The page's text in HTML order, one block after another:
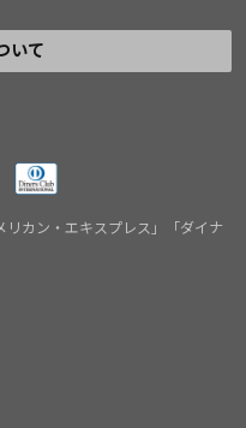
いて
リカン・エキスプレス」「ダイナ